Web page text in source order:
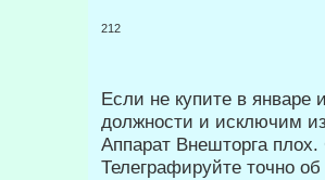
212
Если не купите в
долж­ности и исключим
Аппа­рат Внешторга
Телеграфируйте точно